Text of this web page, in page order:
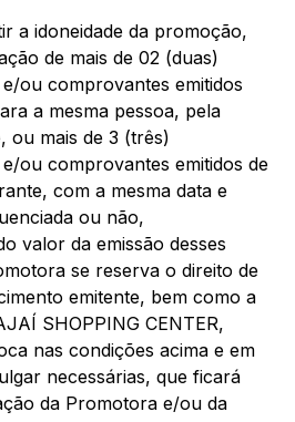
a idoneidade da promoção,
de mais de 02 (duas)
ou comprovantes emitidos
a mesma pessoa, pela
ou mais de 3 (três)
ou comprovantes emitidos de
com a mesma data e
ou não,
valor da emissão desses
se reserva o direito de
emitente, bem como a
SHOPPING CENTER,
nas condições acima e em
necessárias, que ficará
da Promotora e/ou da